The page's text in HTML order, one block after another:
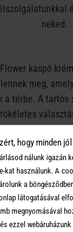
neked.
kaspó
meg,
a térbe. A tartós
csal minden
Anyag :
hogy minden
nálunk igazán
kat használunk. A
a
látogatásával
megnyomásával
ezzel